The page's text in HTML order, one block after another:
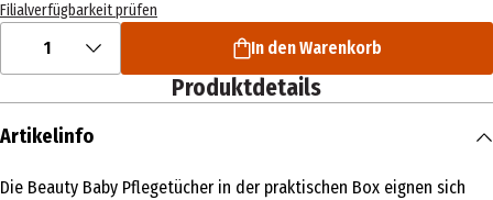
Filialverfügbarkeit prüfen
1 In den Warenkorb
Produktdetails
Artikelinfo
Die Beauty Baby Pflegetücher in der praktischen Box eignen sich